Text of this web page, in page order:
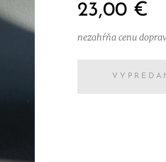
23,00 €
nezahŕňa cenu